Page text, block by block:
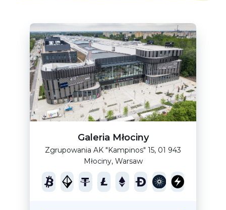
Galeria Młociny
Zgrupowania AK "Kampinos" 15, 01 943
Młociny, Warsaw